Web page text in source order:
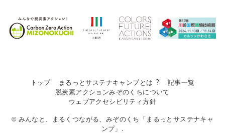
トップ まるっとサステナキャンプとは︖
記事一覧
脱炭素アクションみぞのくちについて
ウェブアクセシビリティ方針
© みんなと、まるくつながる、みぞのくち「まるっとサステナキャ
ンプ」.